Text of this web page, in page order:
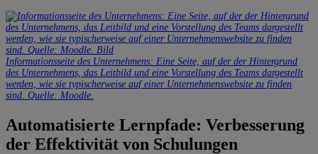
Informationsseite des Unternehmens: Eine Seite, auf der der Hintergrund
des Unternehmens, das Leitbild und eine Vorstellung des Teams dargestellt
werden, wie sie typischerweise auf einer Unternehmenswebsite zu finden
sind. Quelle: Moodle.
Automatisierte Lernpfade: Verbesserung
der Effektivität von Schulungen